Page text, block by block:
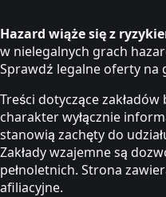
Hazard wiąże się z
w nielegalnych grach
Sprawdź legalne oferty na
Treści dotyczące
charakter wyłącznie
stanowią zachęty do
Zakłady wzajemne są
pełnoletnich. Strona
afiliacyjne.